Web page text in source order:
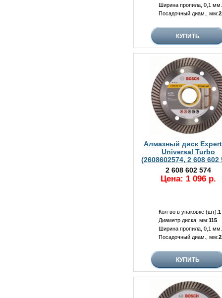
Ширина пропила, 0,1
Посадочный диам., мм:
Алмазный диск
Universal Turbo
(2608602574, 2 608 602
2 608 602 574
Цена: 1 096 р.
Кол-во в упаковке (шт):1
Диаметр диска, мм:115
Ширина пропила, 0,1
Посадочный диам., мм: